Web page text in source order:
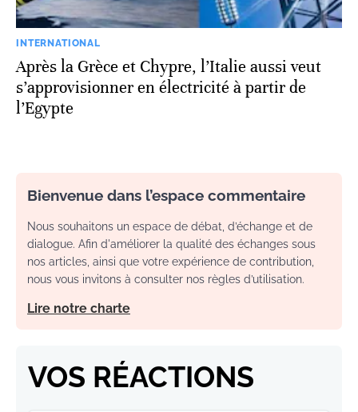
INTERNATIONAL
Après la Grèce et Chypre, l’Italie aussi veut
s’approvisionner en électricité à partir de
l’Egypte
Bienvenue dans l’espace commentaire
Nous souhaitons un espace de débat, d’échange et de
dialogue. Afin d'améliorer la qualité des échanges sous
nos articles, ainsi que votre expérience de contribution,
nous vous invitons à consulter nos règles d’utilisation.
Lire notre charte
VOS RÉACTIONS